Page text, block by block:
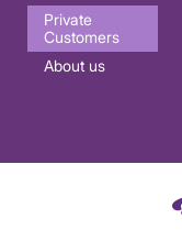
Основная
навигация
Private
Customers
About us